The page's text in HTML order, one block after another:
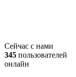
Сейчас с нами
345 пользователей
онлайн